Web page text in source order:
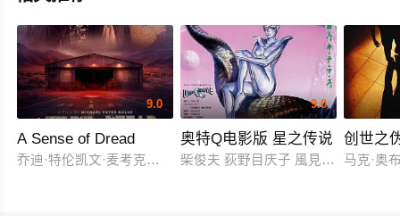
9.0
A Sense of Dread
乔迪·特伦凯文·麦考克尔虹膜
9.0
奥特Q电影版 星之传说
柴俊夫 荻野目庆子 風見しんご
创世之
马克·奥